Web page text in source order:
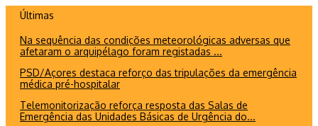
conteúdo
Últimas
Na sequência das condições meteorológicas adversas que
afetaram o arquipélago foram registadas ...
PSD/Açores destaca reforço das tripulações da emergência
médica pré-hospitalar
Telemonitorização reforça resposta das Salas de
Emergência das Unidades Básicas de Urgência do...